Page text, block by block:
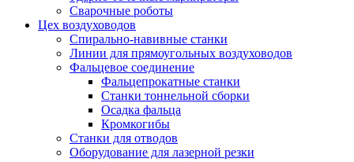
Сварочные роботы
Цех воздуховодов
Спирально-навивные станки
Линии для прямоугольных воздуховодов
Фальцевое соединение
Фальцепрокатные станки
Станки тоннельной сборки
Осадка фальца
Кромкогибы
Станки для отводов
Оборудование для лазерной резки